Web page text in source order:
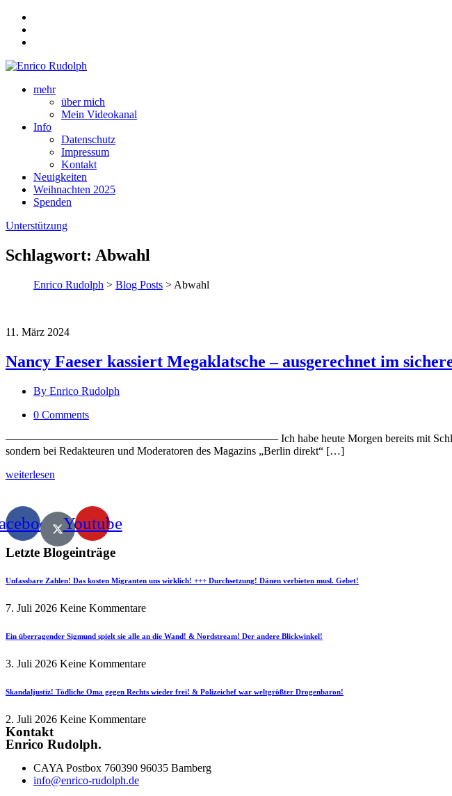
mehr
über mich
Mein Videokanal
Info
Datenschutz
Impressum
Kontakt
Neuigkeiten
Weihnachten 2025
Spenden
Unterstützung
Schlagwort: Abwahl
Enrico Rudolph > Blog Posts > Abwahl
11. März 2024
Nancy Faeser kassiert Megaklatsche – ausgerechnet im
By Enrico Rudolph
0 Comments
————————————————————————– Ich habe heute Morgen bereits mit Schlagzeilen von
sondern bei Redakteuren und Moderatoren des Magazins „Berlin direkt“ […]
weiterlesen
Youtube
Letzte Blogeinträge
Unfassbare Zahlen! Das kosten Migranten uns wirklich! +++ Durchsetzung! Dänen verbieten musl. Gebet!
7. Juli 2026 Keine Kommentare
Ein überragender Sigmund spielt sie alle an die Wand! & Nordstream! Der andere Blickwinkel!
3. Juli 2026 Keine Kommentare
Skandaljustiz! Tödliche Oma gegen Rechts wieder frei! & Polizeichef war weltgrößter Drogenbaron!
2. Juli 2026 Keine Kommentare
Kontakt
Enrico Rudolph.
CAYA Postbox 760390 96035 Bamberg
info@enrico-rudolph.de